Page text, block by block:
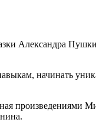
Александра
начинать
произведениями